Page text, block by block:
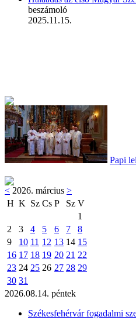
beszámoló
2025.11.15.
Papi
< 2026. március >
H K Sz Cs P Sz V
1
2
3 4 5 6 7
8
9
10 11 12 13 14 15
16 17 18 19 20 21 22
23 24 25 26 27 28 29
30 31
2026.08.14. péntek
Székesfehérvár fogadalmi